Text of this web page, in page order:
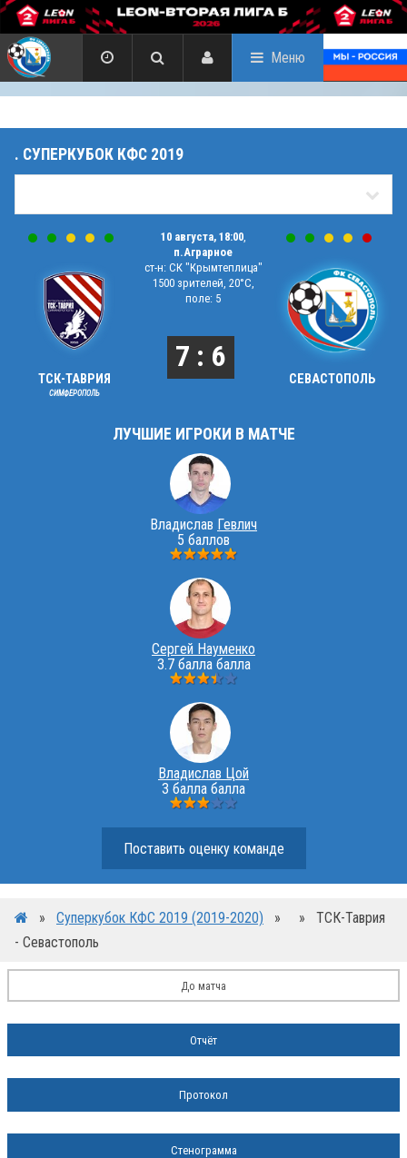
Меню
. СУПЕРКУБОК КФС 2019
ТСК-ТАВРИЯ
СИМФЕРОПОЛЬ
10 августа, 18:00,
п.Аграрное
ст-н: СК "Крымтеплица"
1500 зрителей, 20°C,
поле: 5
7 : 6
СЕВАСТОПОЛЬ
ЛУЧШИЕ ИГРОКИ В МАТЧЕ
Владислав Гевлич
5 баллов
Сергей Науменко
3.7 балла балла
Владислав Цой
3 балла балла
Поставить оценку команде
» Суперкубок КФС 2019 (2019-2020) » »
ТСК-Таврия
- Севастополь
До матча
Отчёт
Протокол
Стенограмма